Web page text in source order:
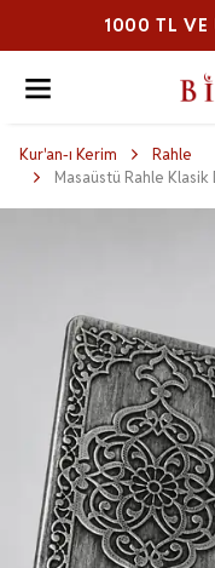
1000 TL VE
Kur'an-ı Kerim
Rahle
Masaüstü Rahle Klasik